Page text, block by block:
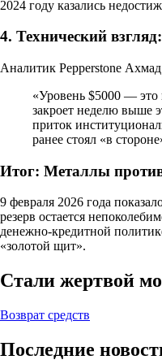
2024 году казались
4. Технический
Аналитик Pepperstone
«Уровень $5000 — это
закроет неделю выше
приток
ранее стоял «в
Итог: Металлы
9 февраля 2026 года
резерв остается
денежно-кредитной
«золотой щит».
Стали жертвой
Возврат средств
Последние